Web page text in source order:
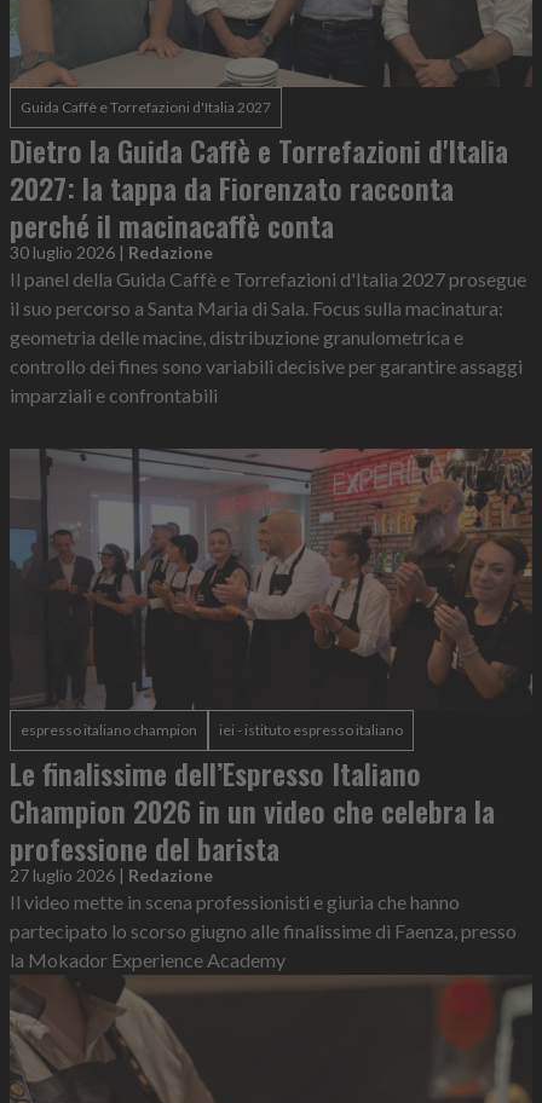
Guida Caffè e Torrefazioni d'Italia 2027
Dietro la Guida Caffè e Torrefazioni d'Italia
2027: la tappa da Fiorenzato racconta
perché il macinacaffè conta
30 luglio 2026 | Redazione
Il panel della Guida Caffè e Torrefazioni d'Italia 2027 prosegue
il suo percorso a Santa Maria di Sala. Focus sulla macinatura:
geometria delle macine, distribuzione granulometrica e
controllo dei fines sono variabili decisive per garantire assaggi
imparziali e confrontabili
espresso italiano champion iei - istituto espresso italiano
Le finalissime dell’Espresso Italiano
Champion 2026 in un video che celebra la
professione del barista
27 luglio 2026 | Redazione
Il video mette in scena professionisti e giuria che hanno
partecipato lo scorso giugno alle finalissime di Faenza, presso
la Mokador Experience Academy